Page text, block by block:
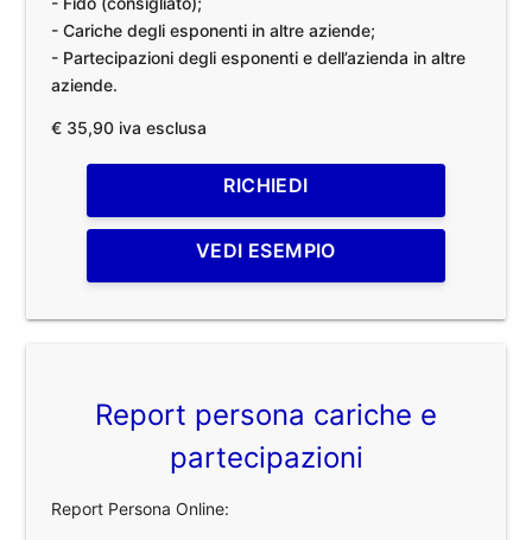
- Cariche degli esponenti in altre aziende;
- Partecipazioni degli esponenti e dell’azienda in altre
aziende.
€ 35,90 iva esclusa
RICHIEDI
VEDI ESEMPIO
Report persona cariche e
partecipazioni
Report Persona Online: